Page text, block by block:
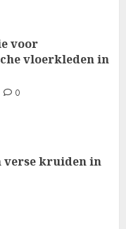
voor
vloerkleden in
0
kruiden in